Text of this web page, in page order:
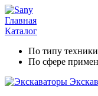
Главная
Каталог
По типу техники
По сфере